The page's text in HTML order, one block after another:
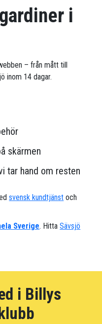
i
– från mått till
inom 14 dagar.
skärmen
tar hand om resten
svensk kundtjänst och
Sverige. HittaSävsjö
i Billys